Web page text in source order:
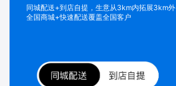
同城配送+到店自提，生意从3km内拓展3km外
全国商城+快速配送覆盖全国客户